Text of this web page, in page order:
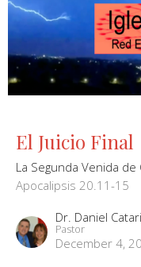
El Juicio Final
La Segunda Venida de
Apocalipsis 20.11-15
Dr. Daniel
Pastor
December 4,